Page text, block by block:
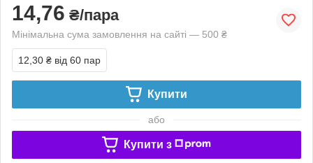
14,76 ₴/пара
Мінімальна сума замовлення на сайті — 500 ₴
12,30 ₴ від 60 пар
Купити
або
Купити з